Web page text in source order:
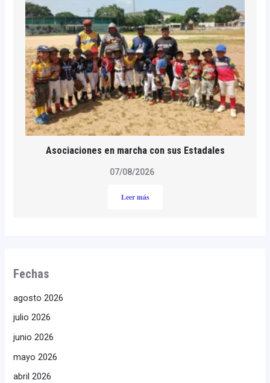
Asociaciones en marcha con sus Estadales
07/08/2026
Leer más
Fechas
agosto 2026
julio 2026
junio 2026
mayo 2026
abril 2026